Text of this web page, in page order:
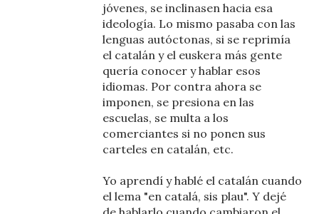
jóvenes, se inclinasen hacia esa
ideología. Lo mismo pasaba con las
lenguas autóctonas, si se reprimía
el catalán y el euskera más gente
quería conocer y hablar esos
idiomas. Por contra ahora se
imponen, se presiona en las
escuelas, se multa a los
comerciantes si no ponen sus
carteles en catalán, etc.
Yo aprendí y hablé el catalán cuando
el lema "en catalá, sis plau". Y dejé